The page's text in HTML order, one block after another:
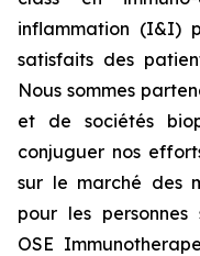
inflammation (I&I)
satisfaits des
Nous sommes
et de sociétés
conjuguer nos
sur le marché des
pour les
OSE